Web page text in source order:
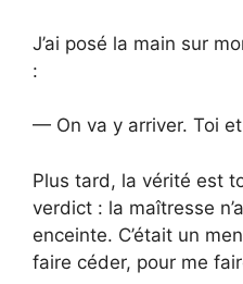
J’ai posé la main sur
:
— On va y arriver. Toi
Plus tard, la vérité est
verdict : la maîtresse
enceinte. C’était un
faire céder, pour me